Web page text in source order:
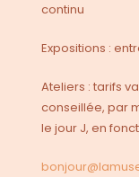
continu
Expositions :
Ateliers : tarifs
conseillée, par
le jour J, en